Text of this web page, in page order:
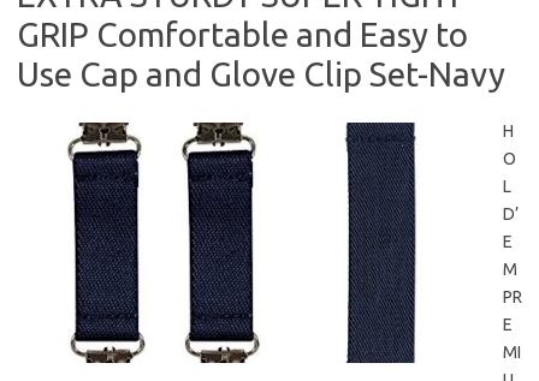
GRIP Comfortable and Easy to
Use Cap and Glove Clip Set-Navy
H
O
L
D’
E
M
PR
E
MI